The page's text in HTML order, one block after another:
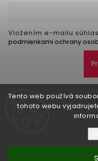
Tento web používá
tohoto webu
Vložením e-mailu
podmienkami ochrany
Upraviť